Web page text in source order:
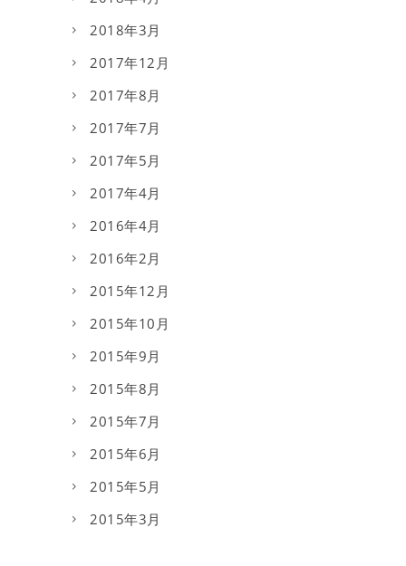
2018年3月
2017年12月
2017年8月
2017年7月
2017年5月
2017年4月
2016年4月
2016年2月
2015年12月
2015年10月
2015年9月
2015年8月
2015年7月
2015年6月
2015年5月
2015年3月